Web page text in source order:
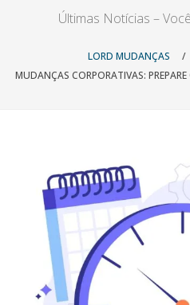
Últimas Notícias –
LORD MUDANÇAS /
MUDANÇAS CORPORATIVAS: